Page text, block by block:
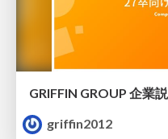
GRIFFIN GROUP 企業
griffin2012